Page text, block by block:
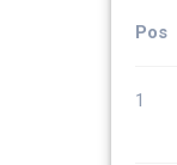
Pos
1